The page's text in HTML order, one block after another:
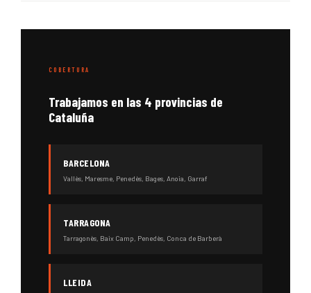
COBERTURA
Trabajamos en las 4 provincias de
Cataluña
BARCELONA
Vallès, Maresme, Penedès, Bages, Anoia, Garraf
TARRAGONA
Tarragonès, Baix Camp, Penedès, Conca de Barberà
LLEIDA